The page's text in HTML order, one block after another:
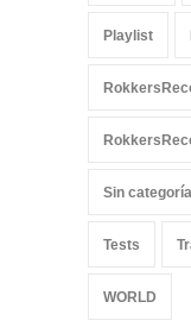
Playlist
Sin categoría
Tests
WORLD